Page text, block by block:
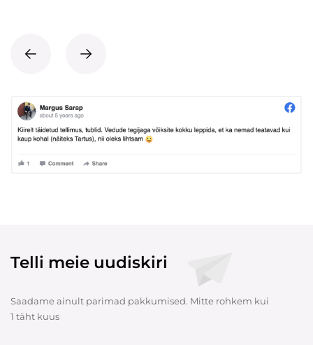
Telli meie uudiskiri
Saadame ainult parimad pakkumised. Mitte rohkem kui
1 täht kuus